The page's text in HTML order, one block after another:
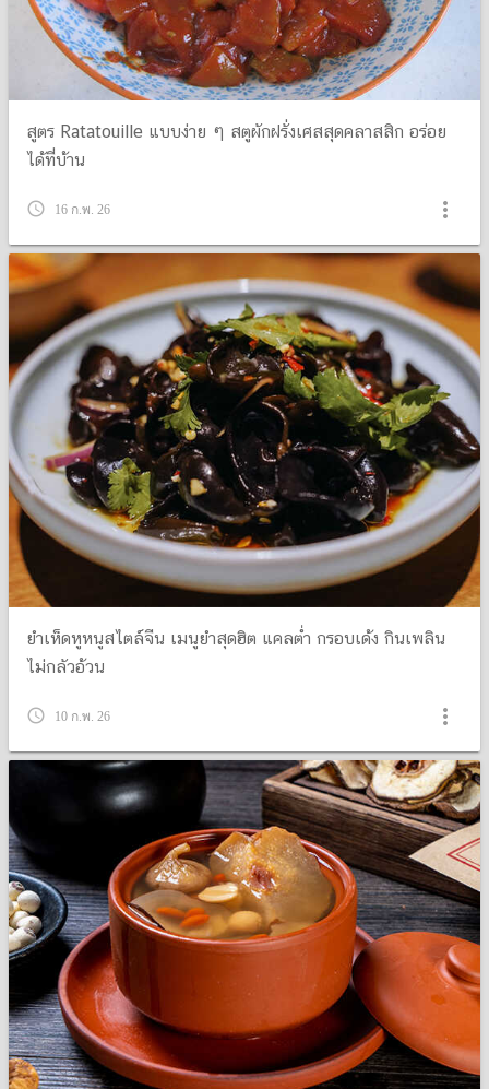
สูตร Ratatouille แบบง่าย ๆ สตูผักฝรั่งเศสสุดคลาสสิก อร่อย
ได้ที่บ้าน
query_builder 16 ก.พ. 26 more_vert
ยำเห็ดหูหนูสไตล์จีน เมนูยำสุดฮิต แคลต่ำ กรอบเด้ง กินเพลิน
ไม่กลัวอ้วน
query_builder 10 ก.พ. 26 more_vert